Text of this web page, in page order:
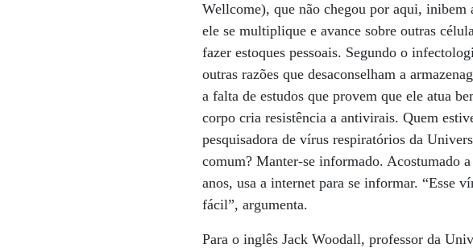
Wellcome), que não chegou por aqui,
ele se multiplique e avance sobre outras
fazer estoques pessoais. Segundo o
outras razões que desaconselham a
a falta de estudos que provem que ele atua
corpo cria resistência a antivirais. Quem
pesquisadora de vírus respiratórios da
comum? Manter-se informado. Acostumado
anos, usa a internet para se informar. “Esse
fácil”, argumenta.
Para o inglês Jack Woodall, professor da